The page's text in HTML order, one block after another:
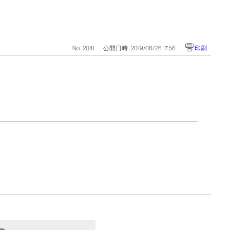
No : 2041 公開日時 : 2019/08/26 17:56 印刷